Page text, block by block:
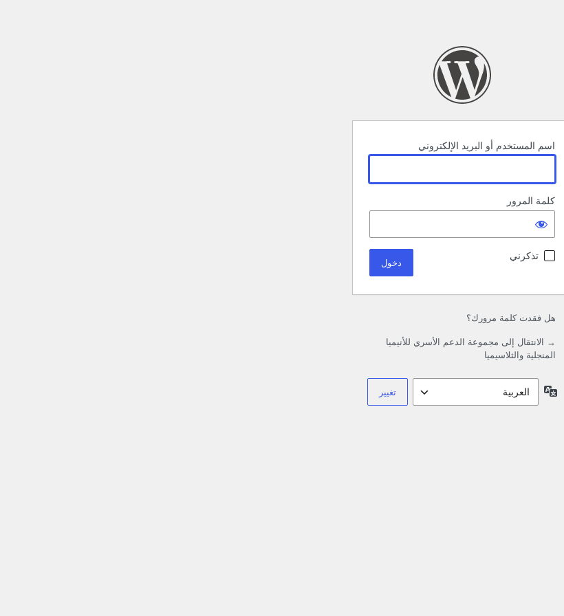
اسم المستخدم أو البريد الإلكتروني
كلمة المرور
تذكرني
هل فقدت كلمة مرورك؟
→ الانتقال إلى مجموعة الدعم الأسري للأنيميا
المنجلية والثلاسيميا
اللغة